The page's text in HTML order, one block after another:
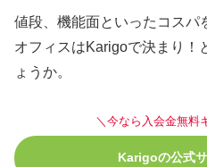
値段、機能面といったコスパ
オフィスはKarigoで決まり！
ょうか。
＼今なら入会金無料
Karigoの公式